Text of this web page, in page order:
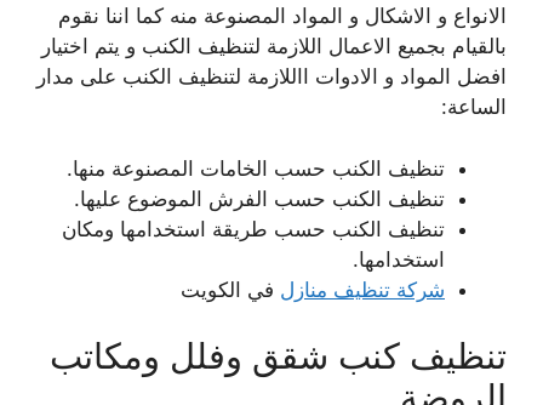
الانواع و الاشكال و المواد المصنوعة منه كما اننا نقوم
بالقيام بجميع الاعمال اللازمة لتنظيف الكنب و يتم اختيار
افضل المواد و الادوات االلازمة لتنظيف الكنب على مدار
الساعة:
تنظيف الكنب حسب الخامات المصنوعة منها.
تنظيف الكنب حسب الفرش الموضوع عليها.
تنظيف الكنب حسب طريقة استخدامها ومكان
استخدامها.
شركة تنظيف منازل في الكويت
تنظيف كنب شقق وفلل ومكاتب